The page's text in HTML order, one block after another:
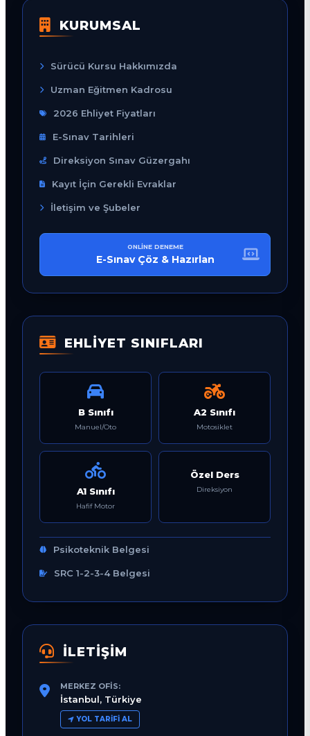
KURUMSAL
Sürücü Kursu Hakkımızda
Uzman Eğitmen Kadrosu
2026 Ehliyet Fiyatları
E-Sınav Tarihleri
Direksiyon Sınav Güzergahı
Kayıt İçin Gerekli Evraklar
İletişim ve Şubeler
ONLINE DENEME
E-Sınav Çöz & Hazırlan
EHLİYET SINIFLARI
B Sınıfı
Manuel/Oto
A2 Sınıfı
Motosiklet
A1 Sınıfı
Hafif Motor
Özel Ders
Direksiyon
Psikoteknik Belgesi
SRC 1-2-3-4 Belgesi
İLETİŞİM
MERKEZ OFIS:
İstanbul, Türkiye
YOL TARIFI AL